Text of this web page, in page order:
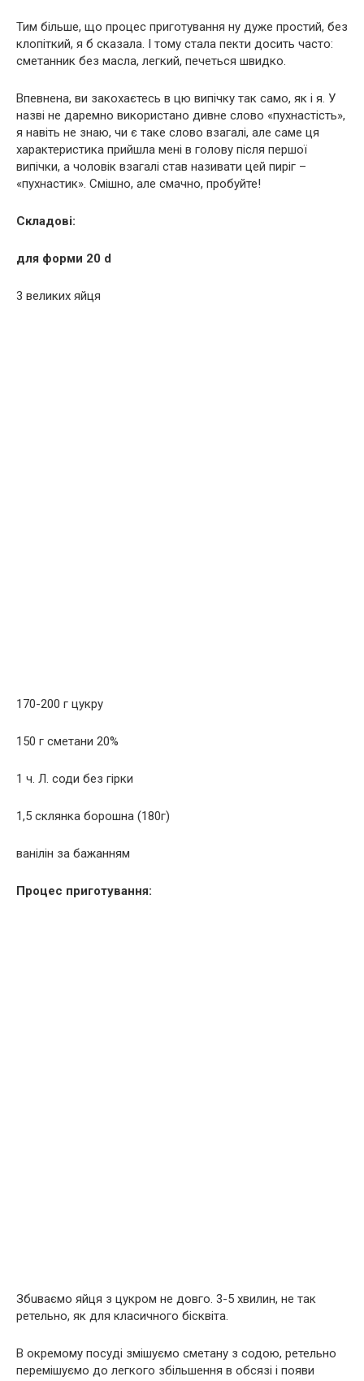
Тим більше, що процес приготування ну дуже простий, без
клопіткий, я б сказала. І тому стала пекти досить часто:
сметанник без масла, легкий, печеться швидко.
Впевнена, ви закохаєтесь в цю випічку так само, як і я. У
назві не даремно використано дивне слово «пухнастість»,
я навіть не знаю, чи є таке слово взагалі, але саме ця
характеристика прийшла мені в голову після першої
випічки, а чоловік взагалі став називати цей пиріг –
«пухнастик». Смішно, але смачно, пробуйте!
Складові:
для форми 20 d
3 великих яйця
170-200 г цукру
150 г сметани 20%
1 ч. Л. соди без гірки
1,5 склянка борошна (180г)
ванілін за бажанням
Процес приготування:
Збuваємо яйця з цукром не довго. 3-5 хвилин, не так
ретельно, як для класичного бісквіта.
В окремому посуді змішуємо сметану з содою, ретельно
перемішуємо до легкого збільшення в обсязі і появи